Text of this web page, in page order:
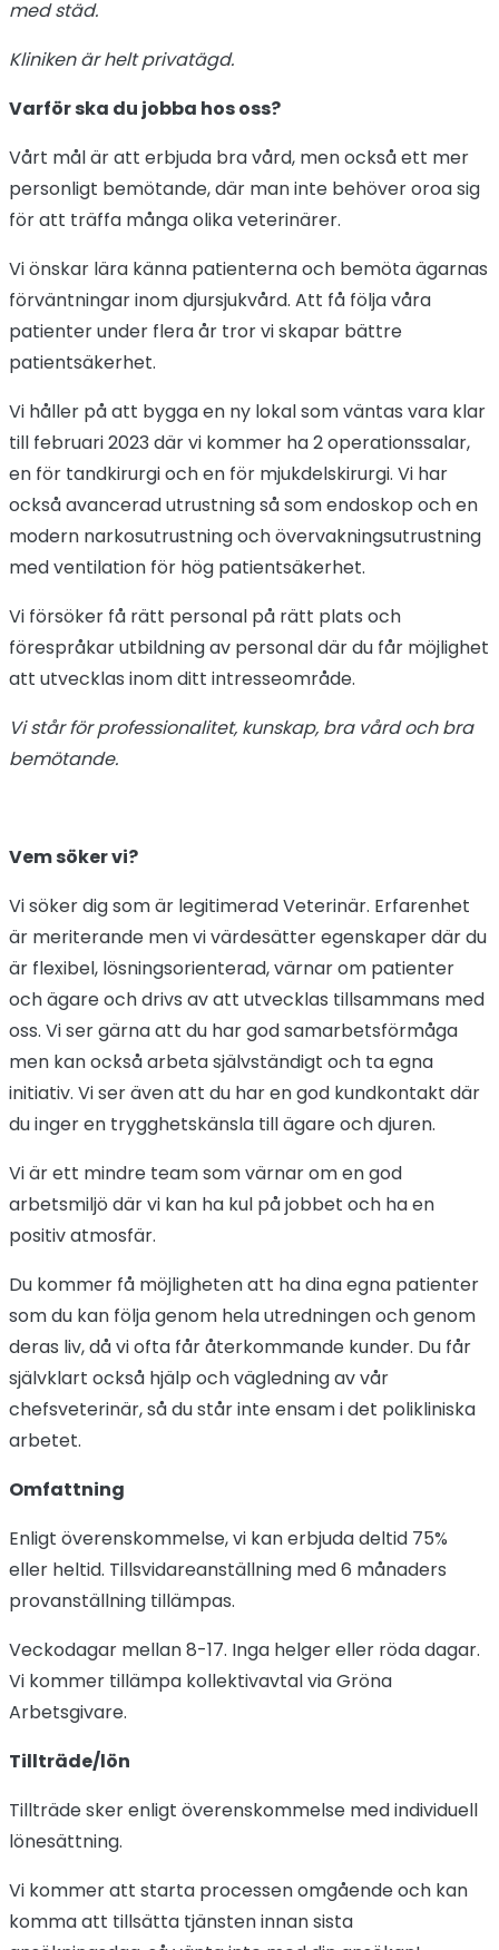
med städ.
Kliniken är helt privatägd.
Varför ska du jobba hos oss?
Vårt mål är att erbjuda bra vård, men också ett mer
personligt bemötande, där man inte behöver oroa sig
för att träffa många olika veterinärer.
Vi önskar lära känna patienterna och bemöta ägarnas
förväntningar inom djursjukvård. Att få följa våra
patienter under flera år tror vi skapar bättre
patientsäkerhet.
Vi håller på att bygga en ny lokal som väntas vara klar
till februari 2023 där vi kommer ha 2 operationssalar,
en för tandkirurgi och en för mjukdelskirurgi. Vi har
också avancerad utrustning så som endoskop och en
modern narkosutrustning och övervakningsutrustning
med ventilation för hög patientsäkerhet.
Vi försöker få rätt personal på rätt plats och
förespråkar utbildning av personal där du får möjlighet
att utvecklas inom ditt intresseområde.
Vi står för professionalitet, kunskap, bra vård och bra
bemötande.
Vem söker vi?
Vi söker dig som är legitimerad Veterinär. Erfarenhet
är meriterande men vi värdesätter egenskaper där du
är flexibel, lösningsorienterad, värnar om patienter
och ägare och drivs av att utvecklas tillsammans med
oss. Vi ser gärna att du har god samarbetsförmåga
men kan också arbeta självständigt och ta egna
initiativ. Vi ser även att du har en god kundkontakt där
du inger en trygghetskänsla till ägare och djuren.
Vi är ett mindre team som värnar om en god
arbetsmiljö där vi kan ha kul på jobbet och ha en
positiv atmosfär.
Du kommer få möjligheten att ha dina egna patienter
som du kan följa genom hela utredningen och genom
deras liv, då vi ofta får återkommande kunder. Du får
självklart också hjälp och vägledning av vår
chefsveterinär, så du står inte ensam i det polikliniska
arbetet.
Omfattning
Enligt överenskommelse, vi kan erbjuda deltid 75%
eller heltid. Tillsvidareanställning med 6 månaders
provanställning tillämpas.
Veckodagar mellan 8-17. Inga helger eller röda dagar.
Vi kommer tillämpa kollektivavtal via Gröna
Arbetsgivare.
Tillträde/lön
Tillträde sker enligt överenskommelse med individuell
lönesättning.
Vi kommer att starta processen omgående och kan
komma att tillsätta tjänsten innan sista